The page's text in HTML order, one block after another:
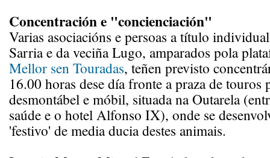
Concentración e "concienciación"
Varias asociacións e persoas a título
Sarria e da veciña Lugo, amparados pola
Mellor sen Touradas, teñen previsto
16.00 horas dese día fronte a praza de touros
desmontábel e móbil, situada na Outarela
saúde e o hotel Alfonso IX), onde se
'festivo' de media ducia destes animais.